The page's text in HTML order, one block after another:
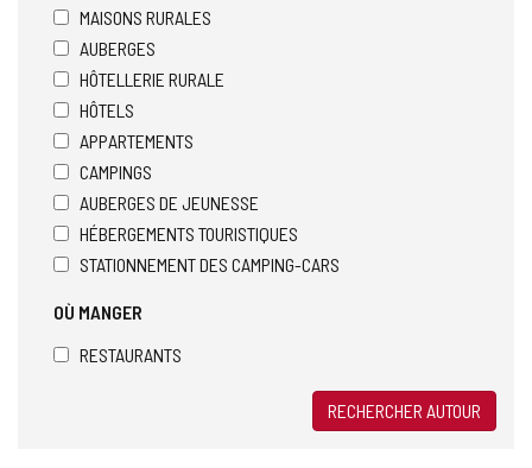
MAISONS RURALES
AUBERGES
HÔTELLERIE RURALE
HÔTELS
APPARTEMENTS
CAMPINGS
AUBERGES DE JEUNESSE
HÉBERGEMENTS TOURISTIQUES
STATIONNEMENT DES CAMPING-CARS
OÙ MANGER
RESTAURANTS
RECHERCHER AUTOUR